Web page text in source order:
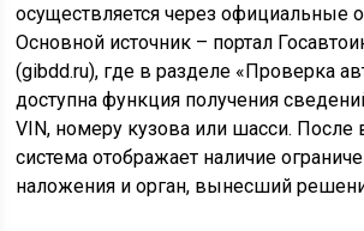
осуществляется через официальные
Основной источник – портал
(gibdd.ru), где в разделе «Проверка
доступна функция получения
VIN, номеру кузова или шасси. После
система отображает наличие
наложения и орган, вынесший